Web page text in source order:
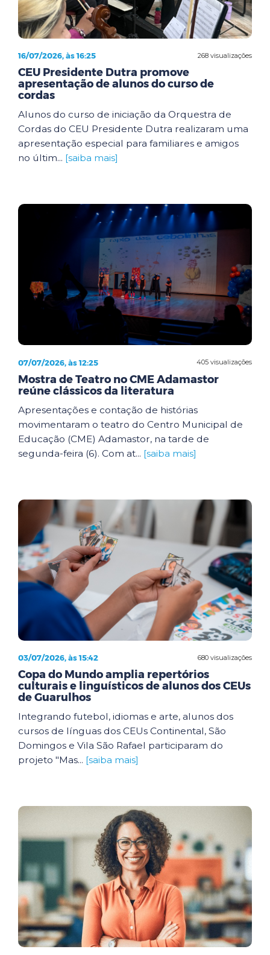
268 visualizações
16/07/2026, às 16:25
CEU Presidente Dutra promove
apresentação de alunos do curso de
cordas
Alunos do curso de iniciação da Orquestra de
Cordas do CEU Presidente Dutra realizaram uma
apresentação especial para familiares e amigos
no últim... [saiba mais]
405 visualizações
07/07/2026, às 12:25
Mostra de Teatro no CME Adamastor
reúne clássicos da literatura
Apresentações e contação de histórias
movimentaram o teatro do Centro Municipal de
Educação (CME) Adamastor, na tarde de
segunda-feira (6). Com at... [saiba mais]
680 visualizações
03/07/2026, às 15:42
Copa do Mundo amplia repertórios
culturais e linguísticos de alunos dos CEUs
de Guarulhos
Integrando futebol, idiomas e arte, alunos dos
cursos de línguas dos CEUs Continental, São
Domingos e Vila São Rafael participaram do
projeto "Mas... [saiba mais]